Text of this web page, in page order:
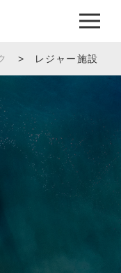
> レジャー施設